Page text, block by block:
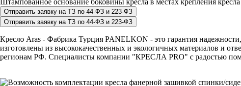
Кресло Aras - Фабрика Турция PANELKON - это гарантия
изготовлены из высококачественных и экологичных материалов и
регионам РФ. Специалисты компании "КРЕСЛА PRO" с радостью